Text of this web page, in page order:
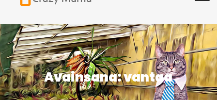
Avainsana:vantaa